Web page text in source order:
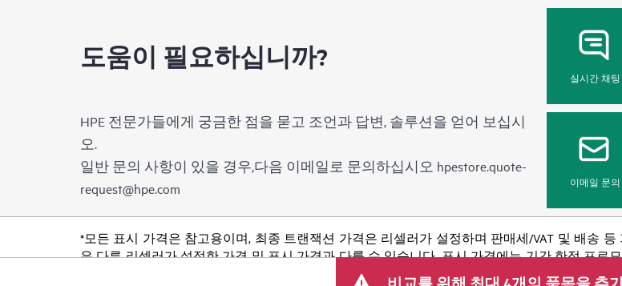
도움이 필요하십니까?
HPE 전문가들에게 궁금한 점을 묻고 조언과 답변, 솔루션을 얻어 보십시
오.
일반 문의 사항이 있을 경우,다음 이메일로 문의하십시오 hpestore.quote-
request@hpe.com
실시간 채팅
이메일 문의
*모든 표시 가격은 참고용이며, 최종 트랜잭션 가격은 리셀러가 설정하며 판매세/VAT 및 배송
은 다른 리셀러가 설정한 가격 및 표시 가격과 다를 수 있습니다. 표시 가격에는 기간 한정 프로
품 가용성 제한, 프로모션 수명 종료, 광고 오류 등을 포함하되 이에 국한되지 않는 사유로 언제든